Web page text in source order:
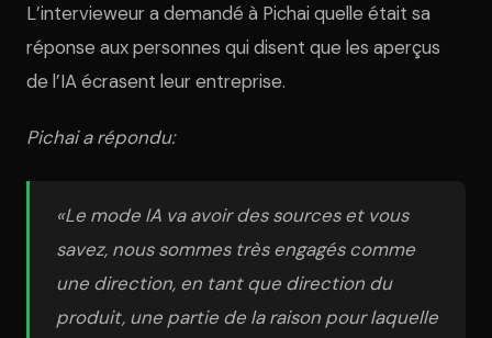
L’intervieweur a demandé à Pichai quelle était sa
réponse aux personnes qui disent que les aperçus
de l’IA écrasent leur entreprise.
Pichai a répondu:
«Le mode IA va avoir des sources et vous
savez, nous sommes très engagés comme
une direction, en tant que direction du
produit, une partie de la raison pour laquelle